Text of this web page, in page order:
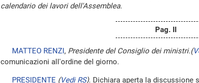
calendario dei lavori dell'Assemblea.
Pag. II
MATTEO RENZI, Presidente del Consiglio dei ministri.(
comunicazioni all'ordine del giorno.
PRESIDENTE (Vedi RS). Dichiara aperta la discussione